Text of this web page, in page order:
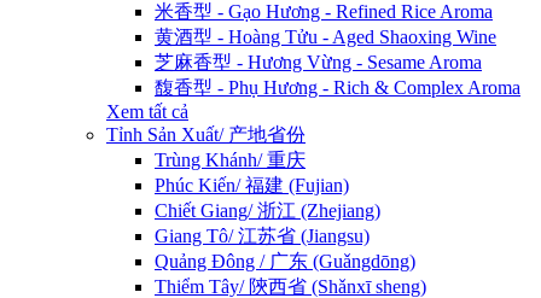
米香型 - Gạo Hương - Refined Rice Aroma
黄酒型 - Hoàng Tửu - Aged Shaoxing Wine
芝麻香型 - Hương Vừng - Sesame Aroma
馥香型 - Phụ Hương - Rich & Complex Aroma
Xem tất cả
Tỉnh Sản Xuất/ 产地省份
Trùng Khánh/ 重庆
Phúc Kiến/ 福建 (Fujian)
Chiết Giang/ 浙江 (Zhejiang)
Giang Tô/ 江苏省 (Jiangsu)
Quảng Đông / 广东 (Guǎngdōng)
Thiểm Tây/ 陝西省 (Shǎnxī sheng)